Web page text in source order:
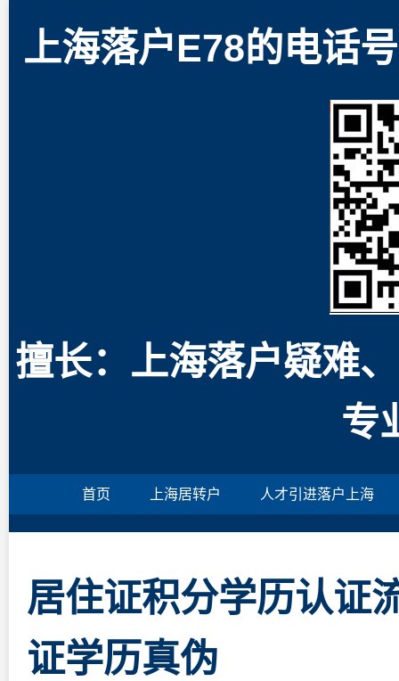
上海落户E78的电话
擅长：上海落户疑难
专
首页 上海居转户 人才引进落户上海
居住证积分学历认证
证学历真伪